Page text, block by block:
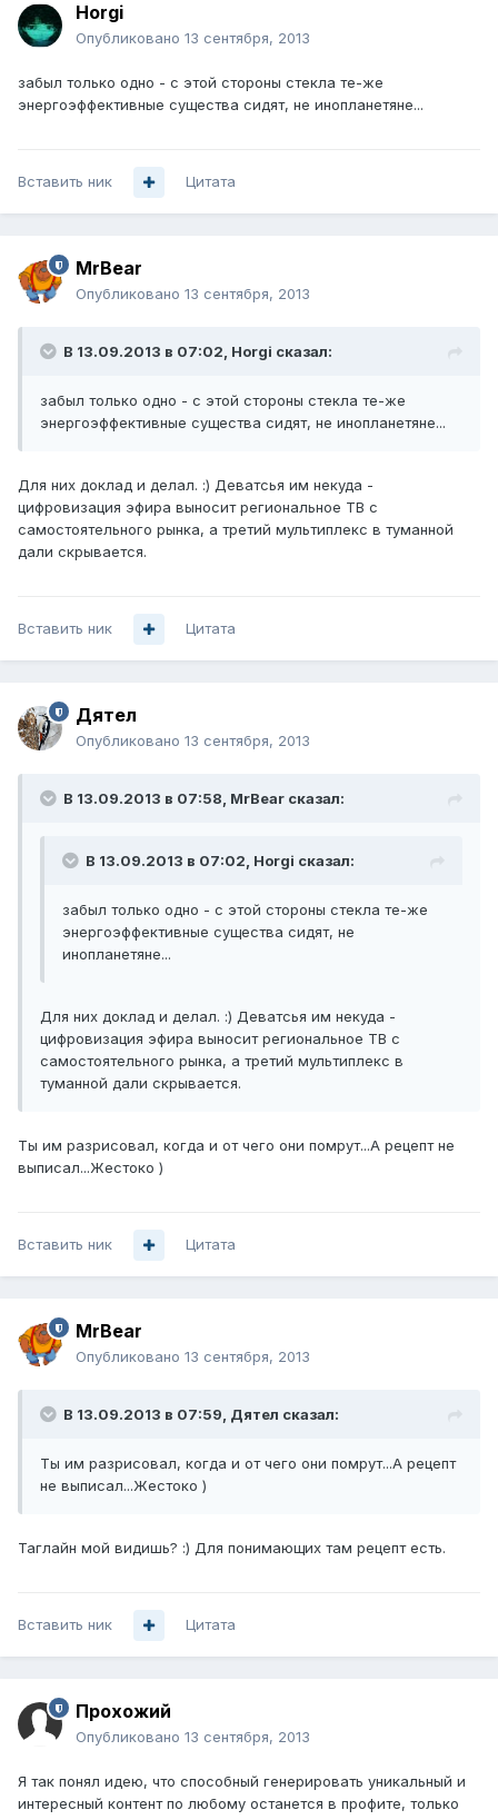
Horgi
Опубликовано 13 сентября, 2013
забыл только одно - с этой стороны стекла те-же
энергоэффективные существа сидят, не инопланетяне...
Вставить ник Цитата
MrBear
Опубликовано 13 сентября, 2013
В 13.09.2013 в 07:02, Horgi сказал:
забыл только одно - с этой стороны стекла те-же
энергоэффективные существа сидят, не инопланетяне...
Для них доклад и делал. :) Деватсья им некуда -
цифровизация эфира выносит региональное ТВ с
самостоятельного рынка, а третий мультиплекс в туманной
дали скрывается.
Вставить ник Цитата
Дятел
Опубликовано 13 сентября, 2013
В 13.09.2013 в 07:58, MrBear сказал:
В 13.09.2013 в 07:02, Horgi сказал:
забыл только одно - с этой стороны стекла те-же
энергоэффективные существа сидят, не
инопланетяне...
Для них доклад и делал. :) Деватсья им некуда -
цифровизация эфира выносит региональное ТВ с
самостоятельного рынка, а третий мультиплекс в
туманной дали скрывается.
Ты им разрисовал, когда и от чего они помрут...А рецепт не
выписал...Жестоко )
Вставить ник Цитата
MrBear
Опубликовано 13 сентября, 2013
В 13.09.2013 в 07:59, Дятел сказал:
Ты им разрисовал, когда и от чего они помрут...А рецепт
не выписал...Жестоко )
Таглайн мой видишь? :) Для понимающих там рецепт есть.
Вставить ник Цитата
Прохожий
Опубликовано 13 сентября, 2013
Я так понял идею, что способный генерировать уникальный и
интересный контент по любому останется в профите, только